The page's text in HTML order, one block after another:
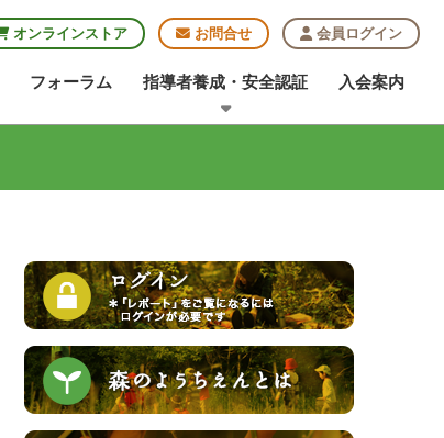
オンラインストア お問合せ 会員ログイン
フォーラム 指導者養成・安全認証 入会案内